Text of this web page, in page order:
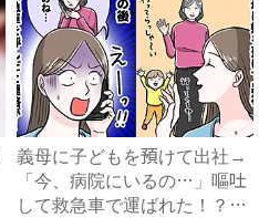
義母に子どもを預けて出社→
「今、病院にいるの…」嘔吐
して救急車で運ばれた！？一